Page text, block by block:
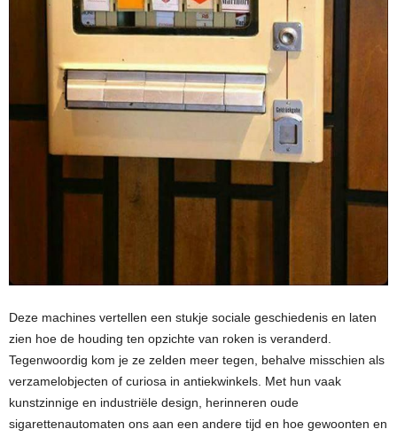
Deze machines vertellen een stukje sociale geschiedenis en laten
zien hoe de houding ten opzichte van roken is veranderd.
Tegenwoordig kom je ze zelden meer tegen, behalve misschien als
verzamelobjecten of curiosa in antiekwinkels. Met hun vaak
kunstzinnige en industriële design, herinneren oude
sigarettenautomaten ons aan een andere tijd en hoe gewoonten en